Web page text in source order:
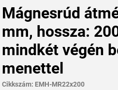
Mágnesrúd
mm, hossza:
mindkét végén
menettel
Cikkszám: EMH-MR22x200